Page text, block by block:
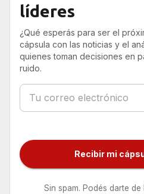
líderes
¿Qué esperás para ser el
cápsula con las noticias y el
quienes toman decisiones en
ruido.
Recibir mi
Sin spam. Podés darte